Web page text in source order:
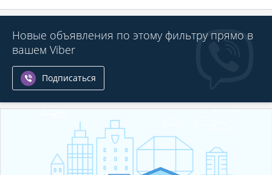
Новые объявления по этому фильтру прямо в
вашем Viber
Подписаться